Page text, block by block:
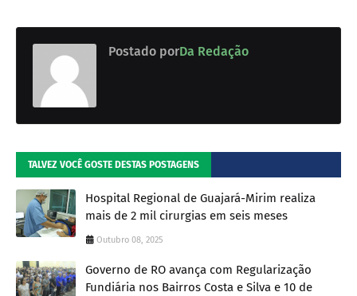
Postado porDa Redação
TALVEZ VOCÊ GOSTE DESTAS POSTAGENS
Hospital Regional de Guajará-Mirim realiza
mais de 2 mil cirurgias em seis meses
Outubro 08, 2025
Governo de RO avança com Regularização
Fundiária nos Bairros Costa e Silva e 10 de